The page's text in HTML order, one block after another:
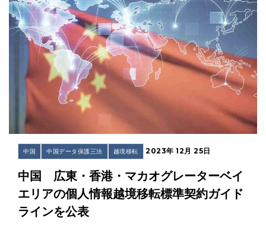
中国 中国データ保護三法 越境移転 2023年 12月 25日
中国 広東・香港・マカオグレーターベイ
エリアの個人情報越境移転標準契約ガイド
ラインを公表